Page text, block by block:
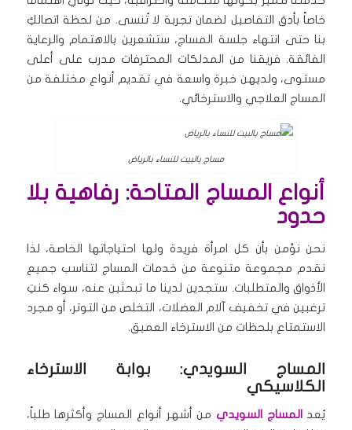
خاصاً بأدق التفاصيل لضمان تجربة لا تُنسى. من لحظة اتصالكِ
بنا حتى انتهاء جلسة المساج، ستشعرين بالاهتمام والرعاية
الفائقة. فريقنا من المدلكات المحترفات مدرب على أعلى
مستوى، ولديهن خبرة واسعة في تقديم أنواع مختلفة من
المساج العلاجي والاسترخائي.
مساج بالبيت للنساء بالرياض
أنواع المساج المتاحة: رفاهية بلا
حدود
نحن نؤمن بأن كل امرأة فريدة ولها احتياجاتها الخاصة، لذا
نقدم مجموعة متنوعة من خدمات المساج لتناسب جميع
الأذواق والمتطلبات. ستجدين لدينا ما تبحثين عنه، سواء كنتِ
ترغبين في تخفيف آلام العضلات، التخلص من التوتر، أو مجرد
الاستمتاع بلحظات من الاسترخاء العميق.
المساج السويدي: بوابة الاسترخاء
الكلاسيكي
يُعد المساج السويدي من أشهر أنواع المساج وأكثرها طلباً،